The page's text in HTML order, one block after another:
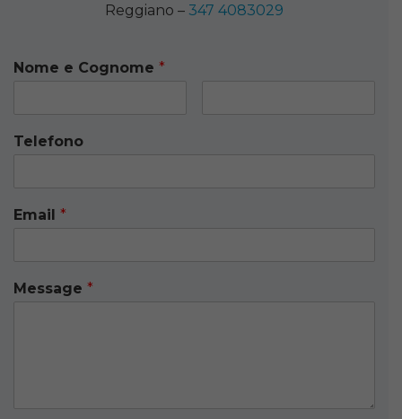
Reggiano – 347 4083029
Nome e Cognome *
Telefono
Email *
Message *